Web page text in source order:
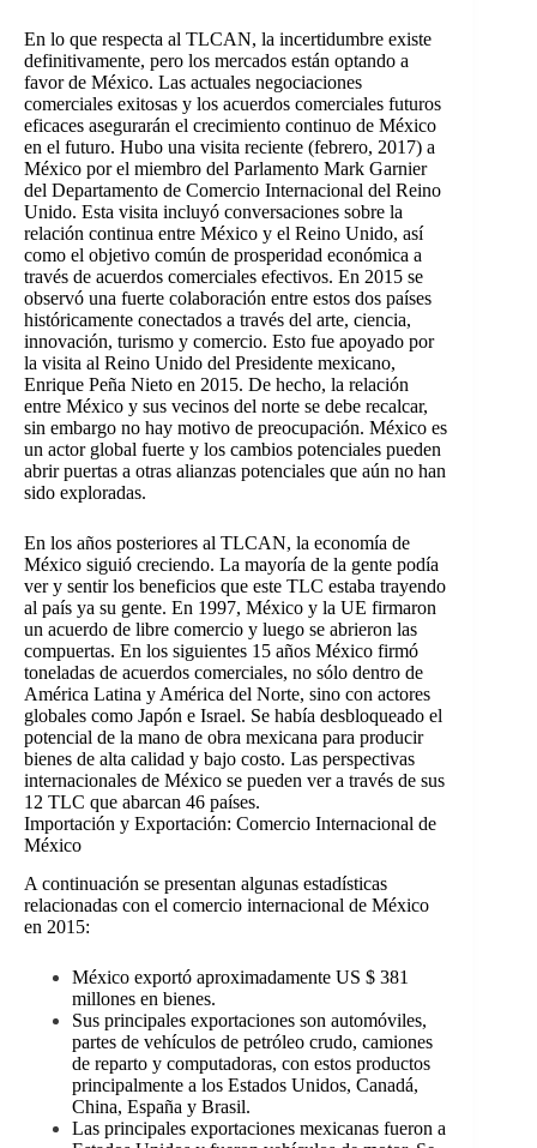
En lo que respecta al TLCAN, la incertidumbre existe
definitivamente, pero los mercados están optando a
favor de México. Las actuales negociaciones
comerciales exitosas y los acuerdos comerciales futuros
eficaces asegurarán el crecimiento continuo de México
en el futuro. Hubo una visita reciente (febrero, 2017) a
México por el miembro del Parlamento Mark Garnier
del Departamento de Comercio Internacional del Reino
Unido. Esta visita incluyó conversaciones sobre la
relación continua entre México y el Reino Unido, así
como el objetivo común de prosperidad económica a
través de acuerdos comerciales efectivos. En 2015 se
observó una fuerte colaboración entre estos dos países
históricamente conectados a través del arte, ciencia,
innovación, turismo y comercio. Esto fue apoyado por
la visita al Reino Unido del Presidente mexicano,
Enrique Peña Nieto en 2015. De hecho, la relación
entre México y sus vecinos del norte se debe recalcar,
sin embargo no hay motivo de preocupación. México es
un actor global fuerte y los cambios potenciales pueden
abrir puertas a otras alianzas potenciales que aún no han
sido exploradas.
En los años posteriores al TLCAN, la economía de
México siguió creciendo. La mayoría de la gente podía
ver y sentir los beneficios que este TLC estaba trayendo
al país ya su gente. En 1997, México y la UE firmaron
un acuerdo de libre comercio y luego se abrieron las
compuertas. En los siguientes 15 años México firmó
toneladas de acuerdos comerciales, no sólo dentro de
América Latina y América del Norte, sino con actores
globales como Japón e Israel. Se había desbloqueado el
potencial de la mano de obra mexicana para producir
bienes de alta calidad y bajo costo. Las perspectivas
internacionales de México se pueden ver a través de sus
12 TLC que abarcan 46 países.
Importación y Exportación: Comercio Internacional de
México
A continuación se presentan algunas estadísticas
relacionadas con el comercio internacional de México
en 2015:
México exportó aproximadamente US $ 381
millones en bienes.
Sus principales exportaciones son automóviles,
partes de vehículos de petróleo crudo, camiones
de reparto y computadoras, con estos productos
principalmente a los Estados Unidos, Canadá,
China, España y Brasil.
Las principales exportaciones mexicanas fueron a